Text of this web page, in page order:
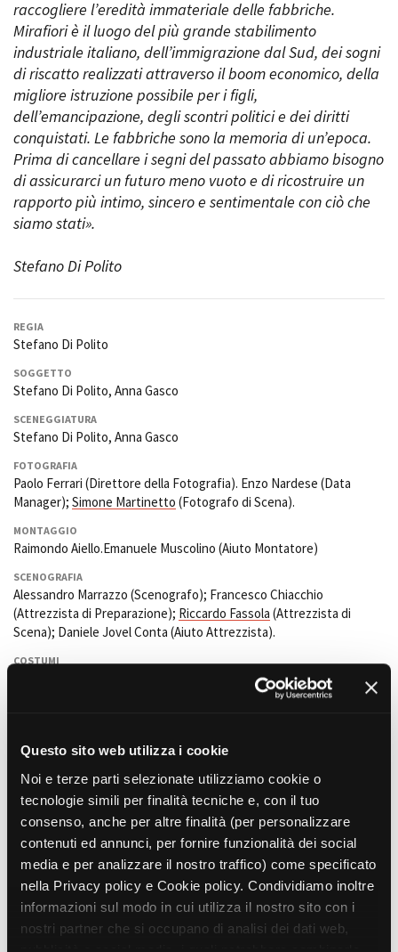
Questo sito web utilizza i cookie
Noi e terze parti selezionate utilizziamo cookie o
tecnologie simili per finalità tecniche e, con il tuo
consenso, anche per altre finalità (per personalizzare
contenuti ed annunci, per fornire funzionalità dei social
media e per analizzare il nostro traffico) come specificato
nella Privacy policy e Cookie policy. Condividiamo inoltre
informazioni sul modo in cui utilizza il nostro sito con i
nostri partner che si occupano di analisi dei dati web,
FILM DATABASE
BOOK DATABASE
NEWS
CASTING
Stage - Tirocini - Scuola e
Lavoro
Elenco Operatori Economici
per affidamento lavori in
economia
Amministrazione trasparente
Contatti
Cookie policy
Whistleblowing
Credits
raccogliere l’eredità immateriale delle fabbriche.
Mirafiori è il luogo del più grande stabilimento
industriale italiano, dell’immigrazione dal Sud, dei sogni
di riscatto realizzati attraverso il boom economico, della
migliore istruzione possibile per i figli,
dell’emancipazione, degli scontri politici e dei diritti
conquistati. Le fabbriche sono la memoria di un’epoca.
Prima di cancellare i segni del passato abbiamo bisogno
di assicurarci un futuro meno vuoto e di ricostruire un
rapporto più intimo, sincero e sentimentale con ciò che
siamo stati».
Stefano Di Polito
REGIA
Stefano Di Polito
SOGGETTO
Stefano Di Polito, Anna Gasco
SCENEGGIATURA
Stefano Di Polito, Anna Gasco
FOTOGRAFIA
Paolo Ferrari (Direttore della Fotografia). Enzo Nardese (Data
Manager); Simone Martinetto (Fotografo di Scena).
MONTAGGIO
Raimondo Aiello.Emanuele Muscolino (Aiuto Montatore)
SCENOGRAFIA
Alessandro Marrazzo (Scenografo); Francesco Chiacchio
(Attrezzista di Preparazione); Riccardo Fassola (Attrezzista di
Scena); Daniele Jovel Conta (Aiuto Attrezzista).
COSTUMI
Francesca Cibischino(Prima
(Sarta).
Saro Cosentino. Canzone originale: "I need a New Beginning"
SUONO
Marco Tidu (Fonico di presa diretta);Marco Montano(Microfonista)
OPERATORE
Franco Robust. Davide Borsa (Assistente Operatore), Alessandro
e Paolo Benitti (Aiuto Operatore).
EFFETTI SPECIALI
Simonetta Infante
TRUCCATORI E PARRUCCHIERI